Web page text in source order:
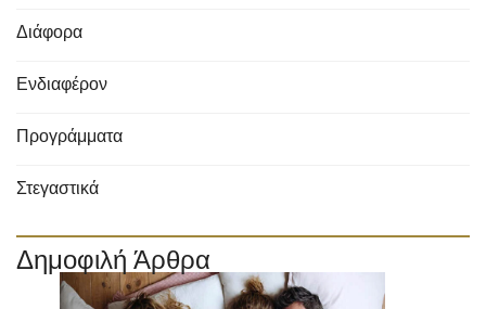
Διάφορα
Ενδιαφέρον
Προγράμματα
Στεγαστικά
Δημοφιλή Άρθρα